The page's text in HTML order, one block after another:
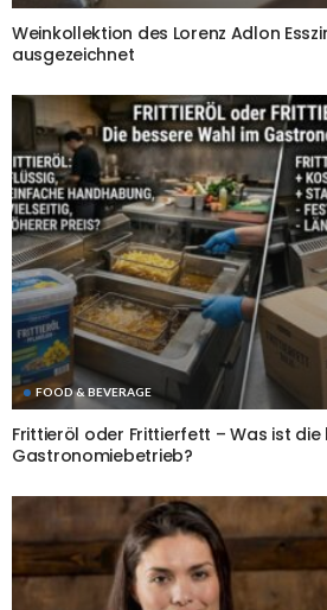
Weinkollektion des Lorenz Adlon
ausgezeichnet
FOOD & BEVERAGE
Frittieröl oder Frittierfett – Was ist die
Gastronomiebetrieb?